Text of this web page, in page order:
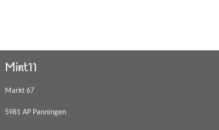
Mint11
Markt 67
5981 AP Panningen